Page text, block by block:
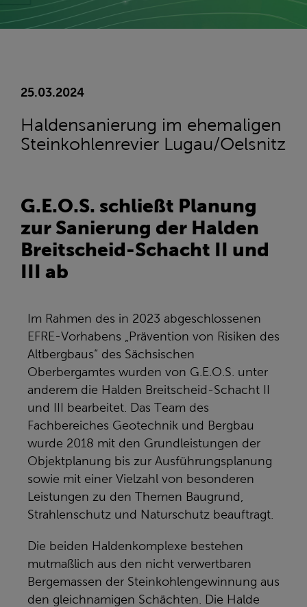
25.03.2024
Haldensanierung im ehemaligen
Steinkohlenrevier Lugau/Oelsnitz
G.E.O.S. schließt Planung
zur Sanierung der Halden
Breitscheid-Schacht II und
III ab
Im Rahmen des in 2023 abgeschlossenen
EFRE-Vorhabens „Prävention von Risiken des
Altbergbaus“ des Sächsischen
Oberbergamtes wurden von G.E.O.S. unter
anderem die Halden Breitscheid-Schacht II
und III bearbeitet. Das Team des
Fachbereiches Geotechnik und Bergbau
wurde 2018 mit den Grundleistungen der
Objektplanung bis zur Ausführungsplanung
sowie mit einer Vielzahl von besonderen
Leistungen zu den Themen Baugrund,
Strahlenschutz und Naturschutz beauftragt.
Die beiden Haldenkomplexe bestehen
mutmaßlich aus den nicht verwertbaren
Bergemassen der Steinkohlengewinnung aus
den gleichnamigen Schächten. Die Halde